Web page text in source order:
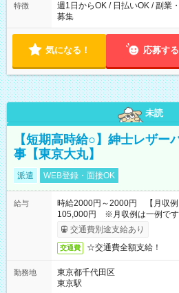
特徴
週1日からOK / 日払いOK / 副業
募集
気になる！ 応募する
未読
【短期高時給○】紳士レザー
事【東京大丸】
派遣 WEB登録・面接OK
給与
時給2000円～2000円 【月収例
105,000円 ※月収例は一例です
いたします。
交通費別途支給あり
交通費 ☆交通費全額支給！
勤務地
東京都千代田区
東京駅